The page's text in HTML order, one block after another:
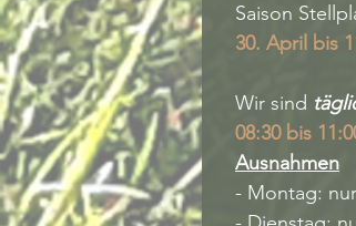
Saison
30. April bis
Wir sind
08:30 bis
Ausnahmen
- Montag: